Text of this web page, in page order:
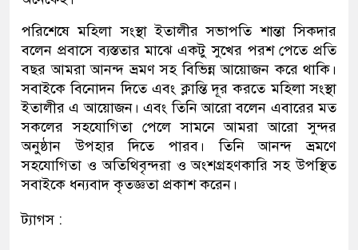
পরিশেষে মহিলা সংস্থা ইতালীর সভাপতি শান্তা সিকদার
বলেন প্রবাসে ব্যস্ততার মাঝে একটু সুখের পরশ পেতে প্রতি
বছর আমরা আনন্দ ভ্রমণ সহ বিভিন্ন আয়োজন করে থাকি।
সবাইকে বিনোদন দিতে এবং ক্লান্তি দূর করতে মহিলা সংস্থা
ইতালীর এ আয়োজন। এবং তিনি আরো বলেন এবারের মত
সকলের সহযোগিতা পেলে সামনে আমরা আরো সুন্দর
অনুষ্ঠান উপহার দিতে পারব। তিনি আনন্দ ভ্রমণে
সহযোগিতা ও অতিথিবৃন্দরা ও অংশগ্রহণকারি সহ উপস্থিত
সবাইকে ধন্যবাদ কৃতজ্ঞতা প্রকাশ করেন।
ট্যাগস :